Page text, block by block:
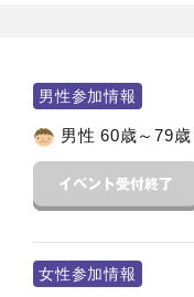
男性参加情報
男性 60歳～79歳
女性参加情報